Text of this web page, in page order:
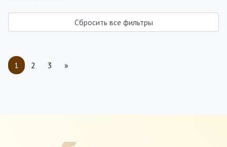
Сбросить все фильтры
1 2 3 »